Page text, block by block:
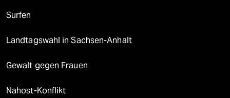
Surfen
Landtagswahl in Sachsen-Anhalt
Gewalt gegen Frauen
Nahost-Konflikt